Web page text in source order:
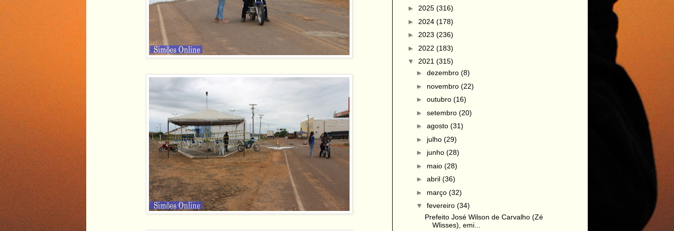
► 2025 (316)
► 2024 (178)
► 2023 (236)
► 2022 (183)
▼ 2021 (315)
► dezembro (8)
► novembro (22)
► outubro (16)
► setembro (20)
► agosto (31)
► julho (29)
► junho (28)
► maio (28)
► abril (36)
► março (32)
▼ fevereiro (34)
Prefeito José Wilson de Carvalho (Zé
Wlisses), emi...